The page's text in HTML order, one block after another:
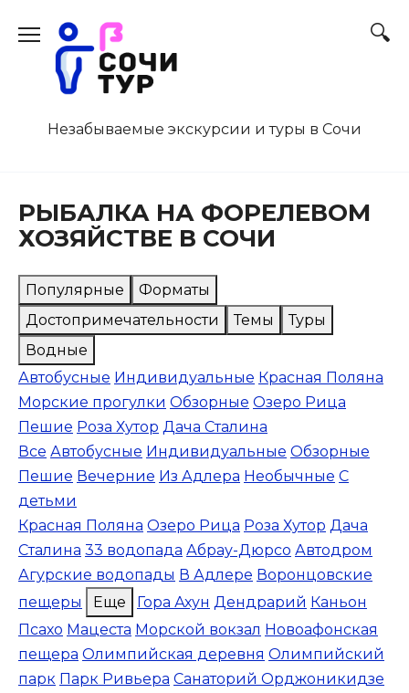
содержанию
Незабываемые экскурсии и туры в Сочи
РЫБАЛКА НА ФОРЕЛЕВОМ
ХОЗЯЙСТВЕ В СОЧИ
Популярные
Форматы
Достопримечательности
Темы
Туры
Водные
Автобусные Индивидуальные Красная Поляна
Морские прогулки Обзорные Озеро Рица
Пешие Роза Хутор Дача Сталина
Все Автобусные Индивидуальные Обзорные
Пешие Вечерние Из Адлера Необычные С
детьми
Красная Поляна Озеро Рица Роза Хутор Дача
Сталина 33 водопада Абрау-Дюрсо Автодром
Агурские водопады В Адлере Воронцовские
пещеры
Еще Гора Ахун Дендрарий Каньон
Псахо Мацеста Морской вокзал Новоафонская
пещера Олимпийская деревня Олимпийский
парк Парк Ривьера Санаторий Орджоникидзе